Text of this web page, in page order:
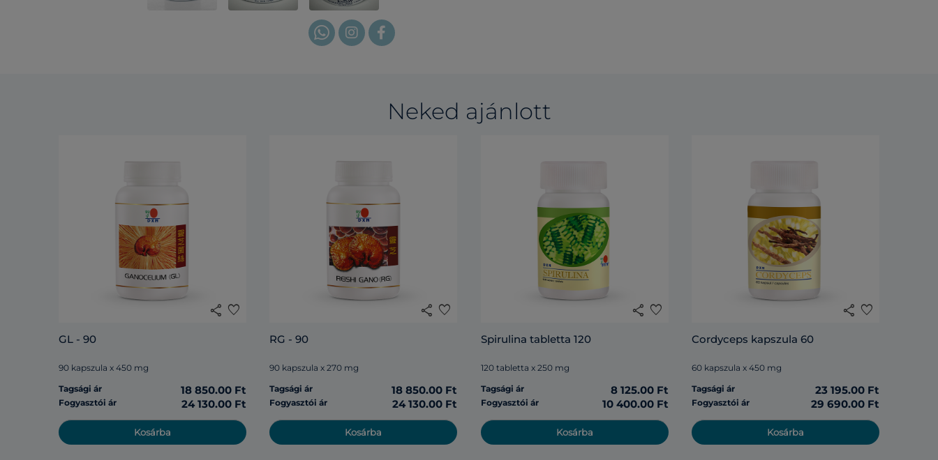
Neked ajánlott
share favorite
GL - 90
90 kapszula x 450 mg
Tagsági ár
18 850.00 Ft
Fogyasztói ár 24 130.00 Ft
Kosárba
share favorite
RG - 90
90 kapszula x 270 mg
Tagsági ár
18 850.00 Ft
Fogyasztói ár 24 130.00 Ft
Kosárba
share favorite
Spirulina tabletta 120
120 tabletta x 250 mg
Tagsági ár
8 125.00 Ft
Fogyasztói ár 10 400.00 Ft
Kosárba
share favorite
Cordyceps kapszula 60
60 kapszula x 450 mg
Tagsági ár
23 195.00 Ft
Fogyasztói ár 29 690.00 Ft
Kosárba